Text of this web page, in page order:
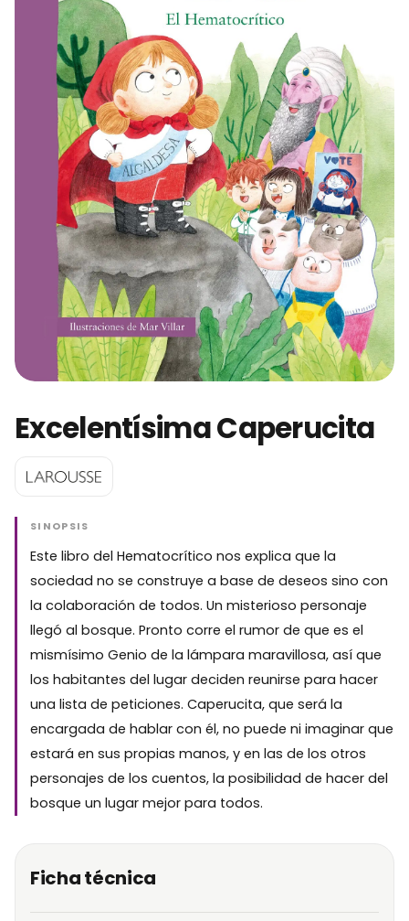
Excelentísima Caperucita
SINOPSIS
Este libro del Hematocrítico nos explica que la
sociedad no se construye a base de deseos sino con
la colaboración de todos. Un misterioso personaje
llegó al bosque. Pronto corre el rumor de que es el
mismísimo Genio de la lámpara maravillosa, así que
los habitantes del lugar deciden reunirse para hacer
una lista de peticiones. Caperucita, que será la
encargada de hablar con él, no puede ni imaginar que
estará en sus propias manos, y en las de los otros
personajes de los cuentos, la posibilidad de hacer del
bosque un lugar mejor para todos.
Ficha técnica